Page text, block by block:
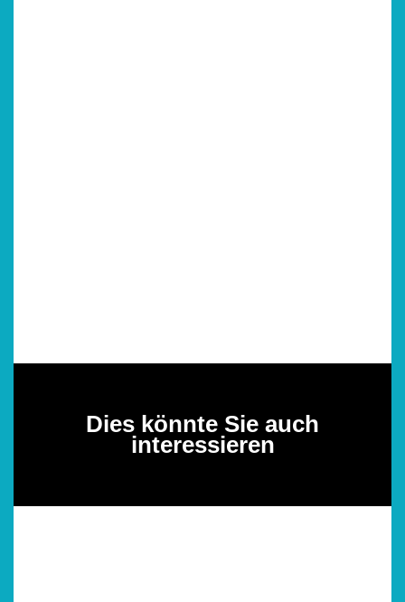
Dies könnte Sie auch
interessieren